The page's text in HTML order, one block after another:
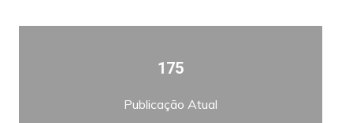
175
Publicação Atual